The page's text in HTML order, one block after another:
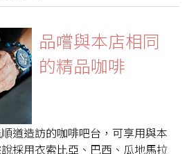
品嚐與本店相同
的精品咖啡
道造訪的咖啡吧台，可享用與本
採用衣索比亞、巴西、瓜地馬拉